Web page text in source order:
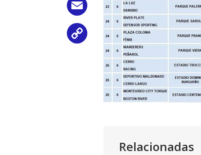
Email
Copy
Link
Relacionadas